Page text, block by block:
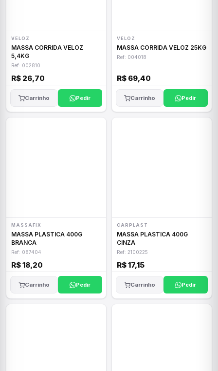
VELOZ
MASSA CORRIDA VELOZ
5,4KG
Ref: 002810
R$ 26,70
Carrinho Pedir
VELOZ
MASSA CORRIDA VELOZ 25KG
Ref: 004018
R$ 69,40
Carrinho Pedir
MASSAFIX
MASSA PLASTICA 400G
BRANCA
Ref: 087404
R$ 18,20
Carrinho Pedir
CARPLAST
MASSA PLASTICA 400G
CINZA
Ref: 2100225
R$ 17,15
Carrinho Pedir